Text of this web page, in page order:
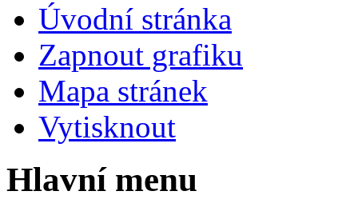
Úvodní stránka
Zapnout grafiku
Mapa stránek
Vytisknout
Hlavní menu